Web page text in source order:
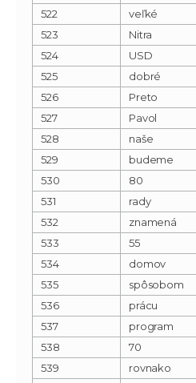
522
veľké
523
Nitra
524
USD
525
dobré
526
Preto
527
Pavol
528
naše
529
budeme
530
80
531
rady
532
znamená
533
55
534
domov
535
spôsobom
536
prácu
537
program
538
70
539
rovnako